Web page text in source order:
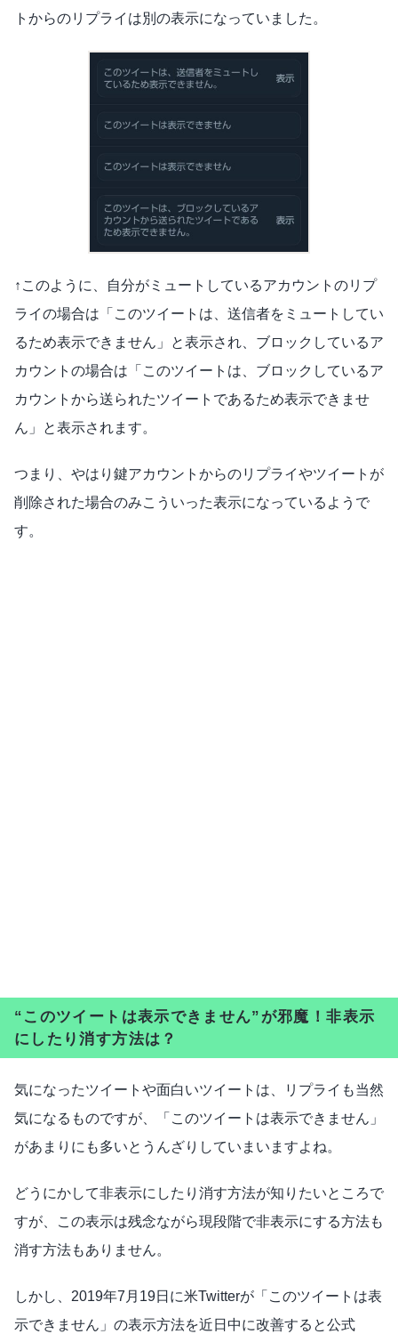
トからのリプライは別の表示になっていました。
↑このように、自分がミュートしているアカウントのリプ
ライの場合は「このツイートは、送信者をミュートしてい
るため表示できません」と表示され、ブロックしているア
カウントの場合は「このツイートは、ブロックしているア
カウントから送られたツイートであるため表示できませ
ん」と表示されます。
つまり、やはり鍵アカウントからのリプライやツイートが
削除された場合のみこういった表示になっているようで
す。
“このツイートは表示できません”が邪魔！非表示
にしたり消す方法は？
気になったツイートや面白いツイートは、リプライも当然
気になるものですが、「このツイートは表示できません」
があまりにも多いとうんざりしていまいますよね。
どうにかして非表示にしたり消す方法が知りたいところで
すが、この表示は残念ながら現段階で非表示にする方法も
消す方法もありません。
しかし、2019年7月19日に米Twitterが「このツイートは表
示できません」の表示方法を近日中に改善すると公式